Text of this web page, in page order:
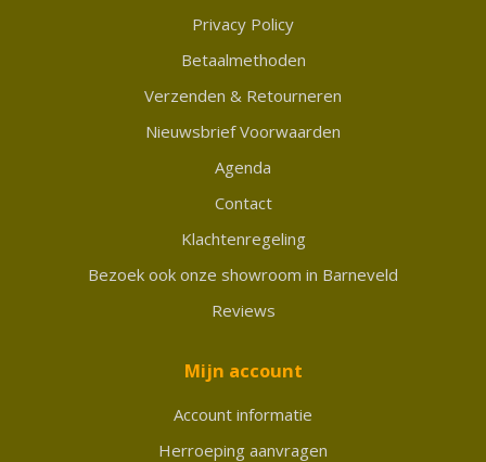
Privacy Policy
Betaalmethoden
Verzenden & Retourneren
Nieuwsbrief Voorwaarden
Agenda
Contact
Klachtenregeling
Bezoek ook onze showroom in Barneveld
Reviews
Mijn account
Account informatie
Herroeping aanvragen